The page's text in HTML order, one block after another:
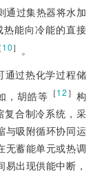
通过集热器将水加
能向冷能的直接
［10］ 。
通过热化学过程储
，胡皓等 ［12 ］ 构
复合制冷系统，采
与吸附循环协同运
无蓄能单元或热调
出现供能中断，